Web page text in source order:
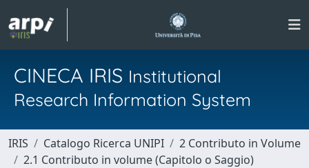
CINECA IRIS Institutional
Research Information System
IRIS Catalogo Ricerca UNIPI
2 Contributo in Volume
2.1 Contributo in volume (Capitolo o Saggio)